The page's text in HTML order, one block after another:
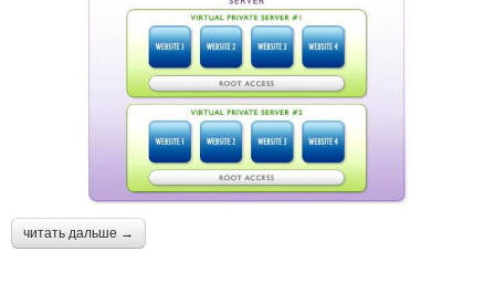
читать дальше →